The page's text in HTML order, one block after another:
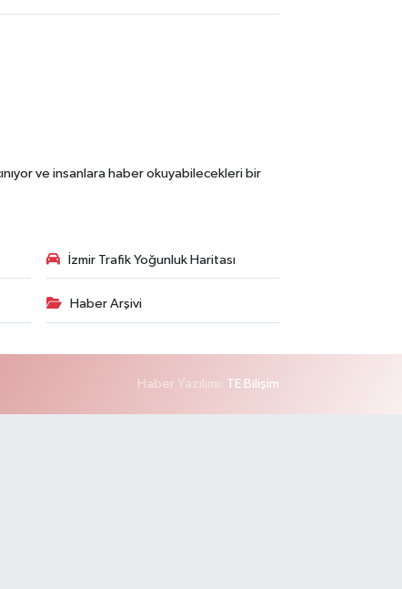
ve insanlara haber okuyabilecekleri bir
İzmir Trafik Yoğunluk Haritası
Haber Arşivi
Haber Yazılımı: TE Bilişim